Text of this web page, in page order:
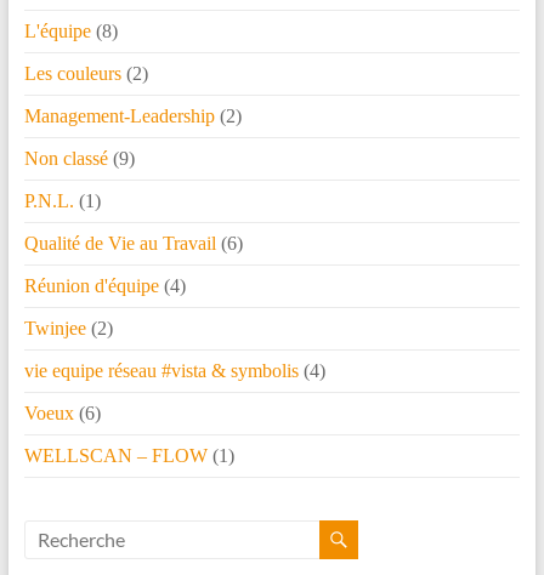
L'équipe(8)
Les couleurs(2)
Management-Leadership(2)
Non classé(9)
P.N.L. (1)
Qualité de Vie au Travail (6)
Réunion d'équipe(4)
Twinjee(2)
vie equipe réseau #vista & symbolis(4)
Voeux(6)
WELLSCAN – FLOW(1)